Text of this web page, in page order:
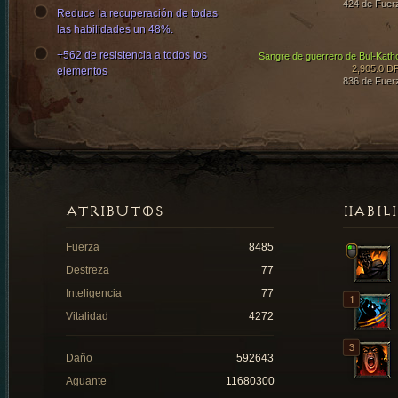
424 de
Sangre de guerrero de Bul-
2,905.0
836 de
Reduce la recuperación de todas
las habilidades un 48%.
+562 de resistencia a todos los
elementos
ATRIBUTOS
Fuerza
8485
Destreza
77
Inteligencia
77
Vitalidad
4272
Daño
592643
Aguante
11680300